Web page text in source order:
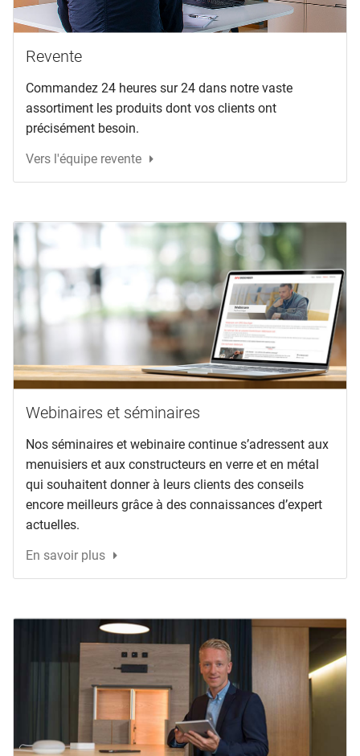
Revente
Commandez 24 heures sur 24 dans notre vaste
assortiment les produits dont vos clients ont
précisément besoin.
Vers l'équipe revente
Webinaires et séminaires
Nos séminaires et webinaire continue s’adressent aux
menuisiers et aux constructeurs en verre et en métal
qui souhaitent donner à leurs clients des conseils
encore meilleurs grâce à des connaissances d’expert
actuelles.
En savoir plus